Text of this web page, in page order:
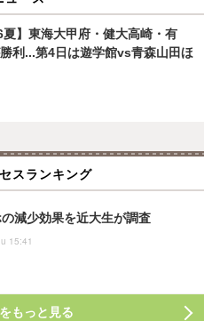
夏】東海大甲府・健大高崎・有
利...第4日は遊学館vs青森山田ほ
スランキング
減少効果を近大生が調査
15:41
もっと見る